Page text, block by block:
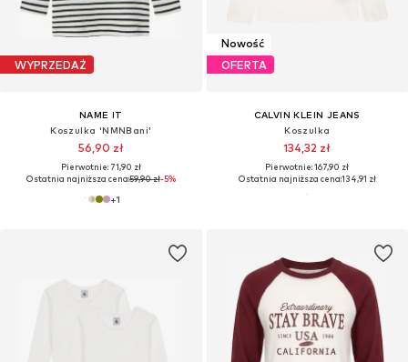
WYPRZEDAŻ
NAME IT
Koszulka 'NMNBani'
56,90 zł
Pierwotnie: 71,90 zł
Ostatnia najniższa cena:59,90 zł-5%
+1
Nowość
OFERTA
CALVIN KLEIN JEANS
Koszulka
134,32 zł
Pierwotnie: 167,90 zł
Ostatnia najniższa cena:134,91 zł